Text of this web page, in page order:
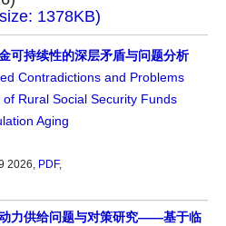
1378KB)
可持续性的深层矛盾与问题分析
Contradictions and Problems
Rural Social Security Funds
Aging
2026, PDF,
力供给问题与对策研究——基于临